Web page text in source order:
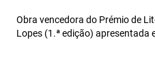
Obra vencedora do Prémio de
Lopes (1.ª edição) apresentada